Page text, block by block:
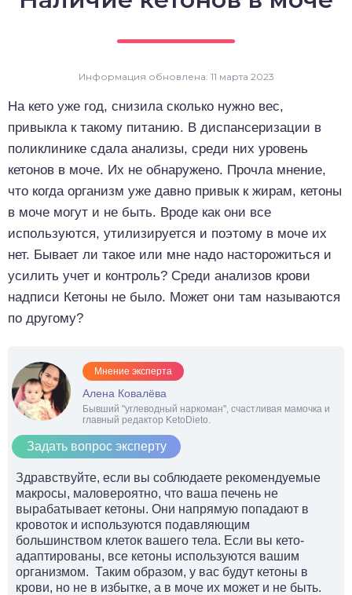
Информация обновлена: 11 марта 2023
На кето уже год, снизила сколько нужно вес,
привыкла к такому питанию. В диспансеризации в
поликлинике сдала анализы, среди них уровень
кетонов в моче. Их не обнаружено. Прочла мнение,
что когда организм уже давно привык к жирам, кетоны
в моче могут и не быть. Вроде как они все
используются, утилизируется и поэтому в моче их
нет. Бывает ли такое или мне надо насторожиться и
усилить учет и контроль? Среди анализов крови
надписи Кетоны не было. Может они там называются
по другому?
Мнение эксперта
Алена Ковалёва
Бывший "углеводный наркоман", счастливая мамочка и
главный редактор KetoDieto.
Задать вопрос эксперту
Здравствуйте, если вы соблюдаете рекомендуемые
макросы, маловероятно, что ваша печень не
вырабатывает кетоны. Они напрямую попадают в
кровоток и используются подавляющим
большинством клеток вашего тела. Если вы кето-
адаптированы, все кетоны используются вашим
организмом. Таким образом, у вас будут кетоны в
крови, но не в избытке, а в моче их может и не быть.
напитки